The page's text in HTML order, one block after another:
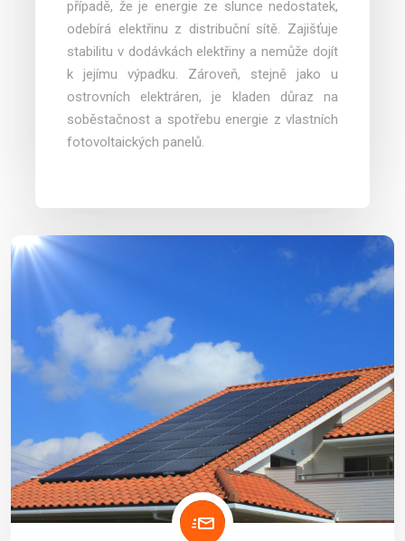
případě, že je energie ze slunce nedostatek,
odebírá elektřinu z distribuční sítě. Zajišťuje
stabilitu v dodávkách elektřiny a nemůže dojít
k jejímu výpadku. Zároveň, stejně jako u
ostrovních elektráren, je kladen důraz na
soběstačnost a spotřebu energie z vlastních
fotovoltaických panelů.